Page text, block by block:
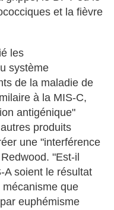
et la fièvre
les
système
de la maladie de
à la MIS-C,
antigénique"
produits
une "interférence
"Est-il
A soient le résultat
que
euphémisme